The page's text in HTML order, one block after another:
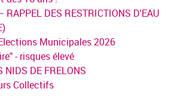
RAPPEL DES RESTRICTIONS D'EAU
Municipales 2026
- risques élevé
NIDS DE FRELONS
Collectifs